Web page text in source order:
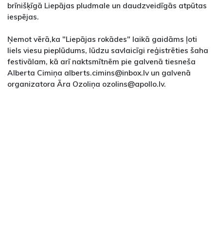
brīnišķīgā Liepājas pludmale un daudzveidīgās atpūtas
iespējas.
Ņemot vērā,ka "Liepājas rokādes" laikā gaidāms ļoti
liels viesu pieplūdums, lūdzu savlaicīgi reģistrēties šaha
festivālam, kā arī naktsmītnēm pie galvenā tiesneša
Alberta Cimiņa alberts.cimins@inbox.lv un galvenā
organizatora Āra Ozoliņa ozolins@apollo.lv.